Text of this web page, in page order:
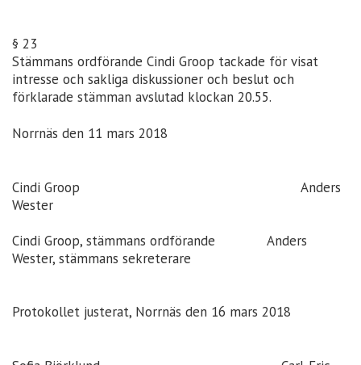
§ 23
Stämmans ordförande Cindi Groop tackade för visat
intresse och sakliga diskussioner och beslut och
förklarade stämman avslutad klockan 20.55.
Norrnäs den 11 mars 2018
Cindi Groop Anders
Wester
Cindi Groop, stämmans ordförande Anders
Wester, stämmans sekreterare
Protokollet justerat, Norrnäs den 16 mars 2018